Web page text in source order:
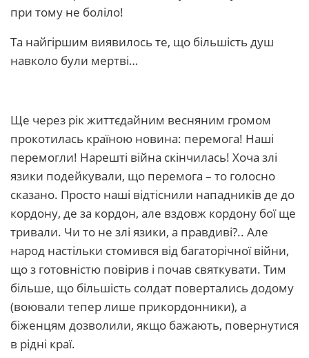
при тому не боліло!
Та найгіршим виявилось те, що більшість душ
навколо були мертві…
Ще через рік життєдайним весняним громом
прокотилась країною новина: перемога! Наші
перемогли! Нарешті війна скінчилась! Хоча злі
язики подейкували, що перемога – то голосно
сказано. Просто наші відтіснили нападників де до
кордону, де за кордон, але вздовж кордону бої ще
тривали. Чи то не злі язики, а правдиві?.. Але
народ настільки стомився від багаторічної війни,
що з готовністю повірив і почав святкувати. Тим
більше, що більшість солдат повертались додому
(воювали тепер лише прикордонники), а
біженцям дозволили, якщо бажають, повернутися
в рідні краї.